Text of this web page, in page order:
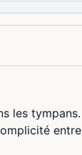
les tympans.
entre